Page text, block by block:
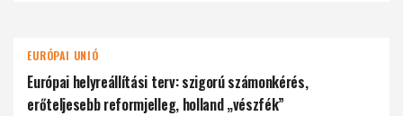
EURÓPAI UNIÓ
Európai helyreállítási terv: szigorú számonkérés,
erőteljesebb reformjelleg, holland „vészfék”